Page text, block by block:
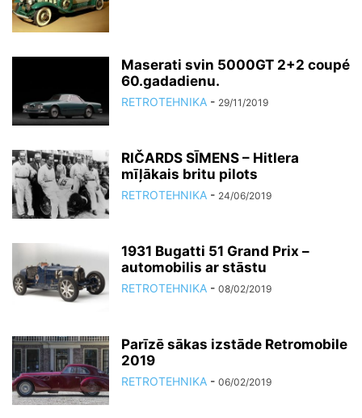
Maserati svin 5000GT 2+2 coupé
60.gadadienu.
RETROTEHNIKA - 29/11/2019
RIČARDS SĪMENS – Hitlera
mīļākais britu pilots
RETROTEHNIKA - 24/06/2019
1931 Bugatti 51 Grand Prix –
automobilis ar stāstu
RETROTEHNIKA - 08/02/2019
Parīzē sākas izstāde Retromobile
2019
RETROTEHNIKA - 06/02/2019